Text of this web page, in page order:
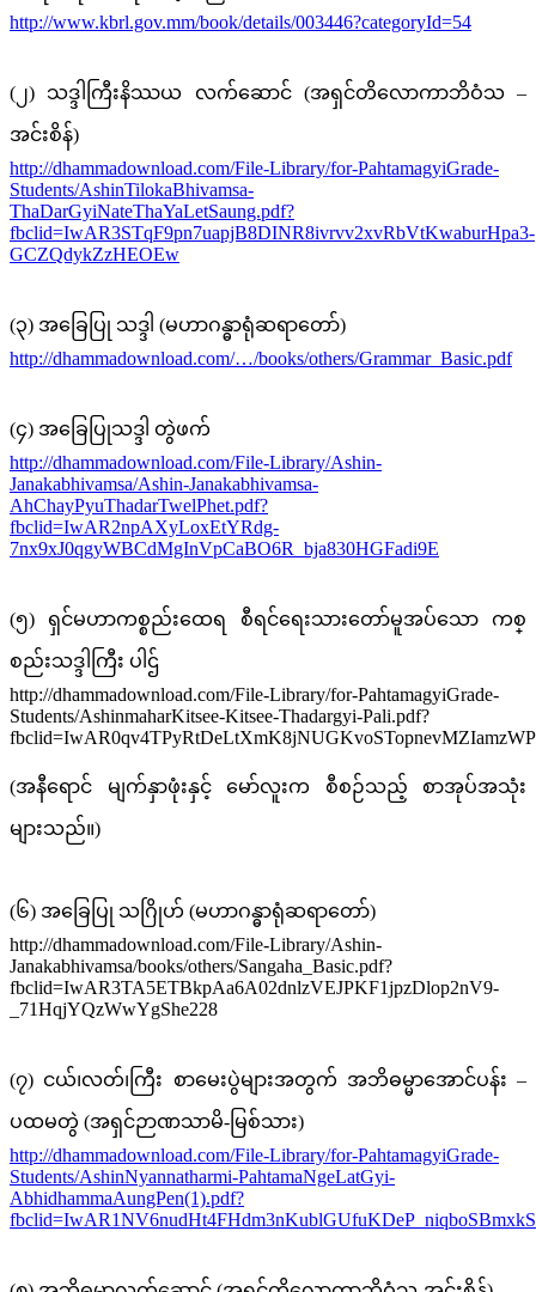
http://www.kbrl.gov.mm/book/details/003446?categoryId=54
(၂) သဒ္ဒါကြီးနိဿယ လက်ဆောင် (အရှင်တိလောကာဘိဝံသ –
အင်းစိန်)
http://dhammadownload.com/File-Library/for-PahtamagyiGrade-
Students/AshinTilokaBhivamsa-
ThaDarGyiNateThaYaLetSaung.pdf?
fbclid=IwAR3STqF9pn7uapjB8DINR8ivrvv2xvRbVtKwaburHpa3-
GCZQdykZzHEOEw
(၃) အခြေပြု သဒ္ဒါ (မဟာဂန္ဓာရုံဆရာတော်)
http://dhammadownload.com/…/books/others/Grammar_Basic.pdf
(၄) အခြေပြုသဒ္ဒါ တွဲဖက်
http://dhammadownload.com/File-Library/Ashin-
Janakabhivamsa/Ashin-Janakabhivamsa-
AhChayPyuThadarTwelPhet.pdf?
fbclid=IwAR2npAXyLoxEtYRdg-
7nx9xJ0qgyWBCdMgInVpCaBO6R_bja830HGFadi9E
(၅) ရှင်မဟာကစ္စည်းထေရ စီရင်ရေးသားတော်မူအပ်သော ကစ္
စည်းသဒ္ဒါကြီး ပါဌ်
http://dhammadownload.com/File-Library/for-PahtamagyiGrade-
Students/AshinmaharKitsee-Kitsee-Thadargyi-Pali.pdf?
(အနီရောင် မျက်နှာဖုံးနှင့် မော်လူးက စီစဉ်သည့် စာအုပ်အသုံး
များသည်။)
(၆) အခြေပြု သဂြိုဟ် (မဟာဂန္ဓာရုံဆရာတော်)
http://dhammadownload.com/File-Library/Ashin-
Janakabhivamsa/books/others/Sangaha_Basic.pdf?
fbclid=IwAR3TA5ETBkpAa6A02dnlzVEJPKF1jpzDlop2nV9-
_71HqjYQzWwYgShe228
(၇) ငယ်၊လတ်၊ကြီး စာမေးပွဲများအတွက် အဘိဓမ္မာအောင်ပန်း –
ပထမတွဲ (အရှင်ဉာဏသာမိ-မြစ်သား)
http://dhammadownload.com/File-Library/for-PahtamagyiGrade-
Students/AshinNyannatharmi-PahtamaNgeLatGyi-
AbhidhammaAungPen(1).pdf?